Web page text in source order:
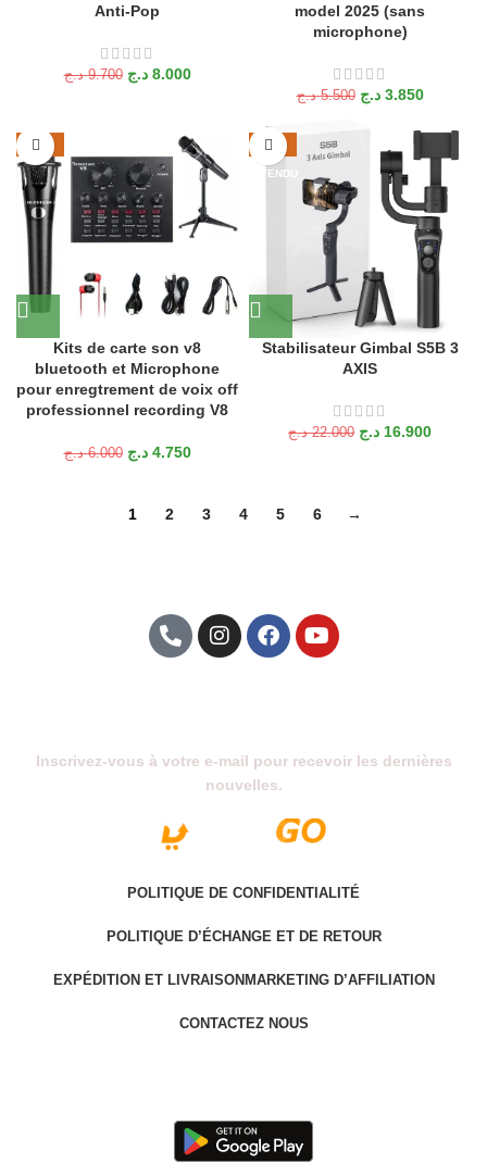
Anti-Pop
9.700 د.ج 8.000 د.ج
model 2025 (sans
microphone)
5.500 د.ج 3.850 د.ج
-21%
Kits de carte son v8
bluetooth et Microphone
pour enregtrement de voix off
professionnel recording V8
6.000 د.ج 4.750 د.ج
-23%
VENDU
Stabilisateur Gimbal S5B 3
AXIS
22.000 د.ج 16.900 د.ج
1 2 3 4 5 6 →
Inscrivez-vous à votre e-mail pour recevoir les dernières
nouvelles.
POLITIQUE DE CONFIDENTIALITÉ
POLITIQUE D’ÉCHANGE ET DE RETOUR
EXPÉDITION ET LIVRAISON MARKETING D’AFFILIATION
CONTACTEZ NOUS